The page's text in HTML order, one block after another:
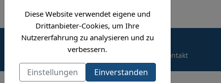
Diese Website verwendet eigene und
Drittanbieter-Cookies, um Ihre
Nutzererfahrung zu analysieren und zu
verbessern.
Einstellungen Einverstanden
© 2026 thuelen.org
Impressum
Datenschutzerklärung Kontakt